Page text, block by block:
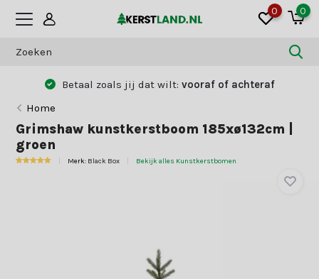
0 0
Betaal zoals jij dat wilt: vooraf of achteraf
Home
Grimshaw kunstkerstboom 185xø132cm |
groen
Merk: Black Box Bekijk alles Kunstkerstbomen